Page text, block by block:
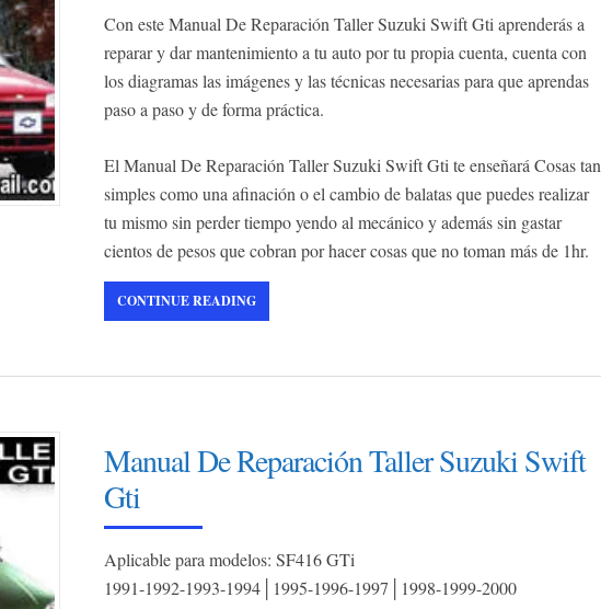
Con este Manual De Reparación Taller Suzuki Swift Gti aprenderás a
reparar y dar mantenimiento a tu auto por tu propia cuenta, cuenta con
los diagramas las imágenes y las técnicas necesarias para que aprendas
paso a paso y de forma práctica.
El Manual De Reparación Taller Suzuki Swift Gti te enseñará Cosas tan
simples como una afinación o el cambio de balatas que puedes realizar
tu mismo sin perder tiempo yendo al mecánico y además sin gastar
cientos de pesos que cobran por hacer cosas que no toman más de 1hr.
CONTINUE READING
Manual De Reparación Taller Suzuki Swift
Gti
Aplicable para modelos: SF416 GTi
1991-1992-1993-1994│1995-1996-1997│1998-1999-2000